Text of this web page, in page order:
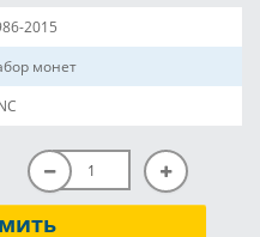
2015
монет